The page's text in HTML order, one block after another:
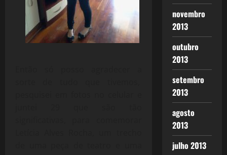
novembro
2013
outubro
2013
setembro
2013
agosto
2013
julho 2013